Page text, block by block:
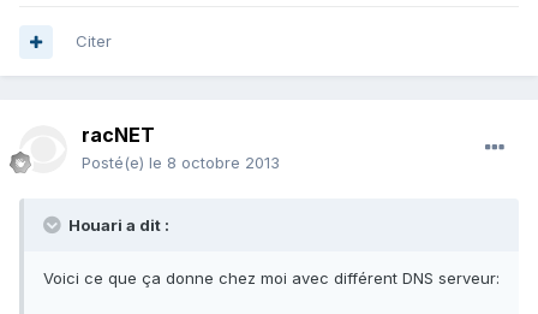
Citer
racNET
Posté(e) le 8 octobre 2013
Houari a dit :
Voici ce que ça donne chez moi avec différent DNS serveur: